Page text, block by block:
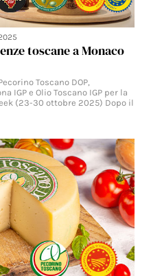
toscane a Monaco
Toscano DOP,
IGP e Olio Toscano IGP per la
(23-30 ottobre 2025) Dopo il